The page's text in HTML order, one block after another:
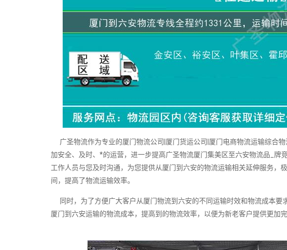
广圣物流作为专业的厦门物流公司|厦门货运公司|厦门电商物流运输综合
加安全、及时、*的运营，进一步提高广圣物流厦门集美区至六安物流品_牌
工作人员与您及时沟通，为您提供从厦门到六安的物流运输相关延伸服务，
间，提高了物流运输效率。
同时，为了方便广大客户从厦门物流到六安的不同运输时效和物流成本要
厦门到六安运输的物流成本，提高到的物流效率，以便为新老客户提供更加